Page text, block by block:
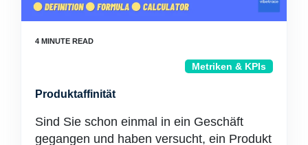
Metriken & KPIs
Produktaffinität
Sind Sie schon einmal in ein Geschäft
gegangen und haben versucht, ein Produkt